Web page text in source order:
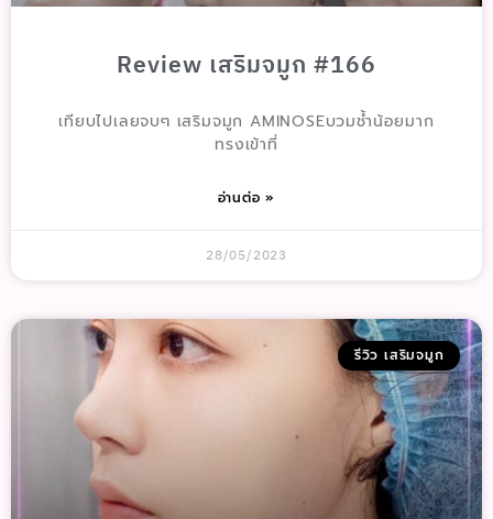
Review เสริมจมูก #166
เทียบไปเลยจบๆ เสริมจมูก AMINOSEบวมช้ำน้อยมาก
ทรงเข้าที่
อ่านต่อ »
28/05/2023
รีวิว เสริมจมูก